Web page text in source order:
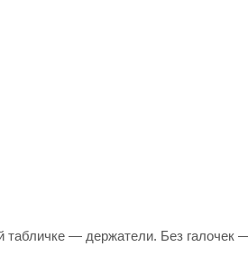
— держатели. Без галочек